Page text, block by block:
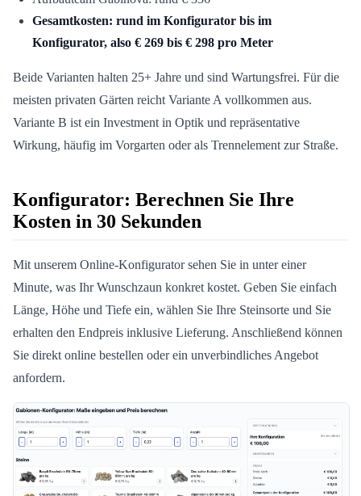
Gesamtkosten: rund im Konfigurator bis im
Konfigurator, also € 269 bis € 298 pro Meter
Beide Varianten halten 25+ Jahre und sind Wartungsfrei. Für die
meisten privaten Gärten reicht Variante A vollkommen aus.
Variante B ist ein Investment in Optik und repräsentative
Wirkung, häufig im Vorgarten oder als Trennelement zur Straße.
Konfigurator: Berechnen Sie Ihre
Kosten in 30 Sekunden
Mit unserem Online-Konfigurator sehen Sie in unter einer
Minute, was Ihr Wunschzaun konkret kostet. Geben Sie einfach
Länge, Höhe und Tiefe ein, wählen Sie Ihre Steinsorte und Sie
erhalten den Endpreis inklusive Lieferung. Anschließend können
Sie direkt online bestellen oder ein unverbindliches Angebot
anfordern.